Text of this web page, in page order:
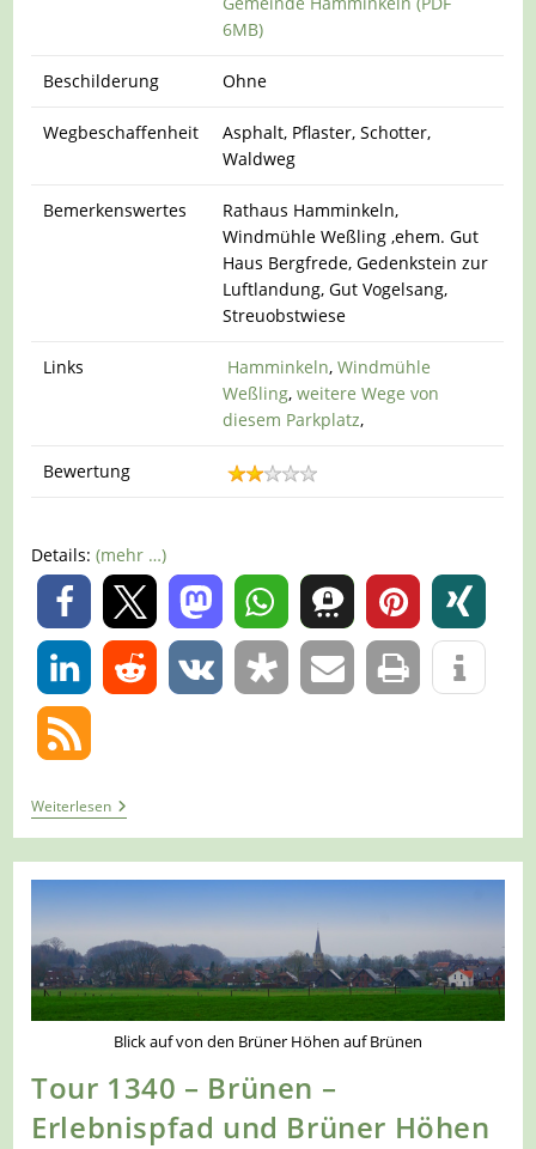
6MB)
Beschilderung Ohne
Wegbeschaffenheit
Asphalt, Pflaster, Schotter,
Waldweg
Bemerkenswertes
Rathaus Hamminkeln,
Windmühle Weßling ,ehem. Gut
Haus Bergfrede, Gedenkstein zur
Luftlandung, Gut Vogelsang,
Streuobstwiese
Links Hamminkeln,Windmühle
Weßling,weitere Wege von
diesem Parkplatz,
Bewertung
Details:(mehr …)
0
0
WeiterlesenTour
1351
–
Hamminkeln
–
Wanderweg
H1
Blick auf von den Brüner Höhen auf Brünen
Tour 1340 – Brünen –
Erlebnispfad und Brüner Höhen